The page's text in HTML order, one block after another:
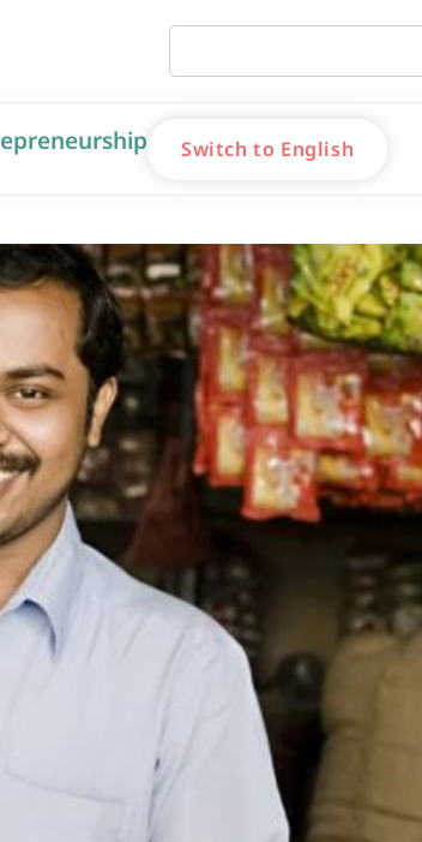
Switch to English